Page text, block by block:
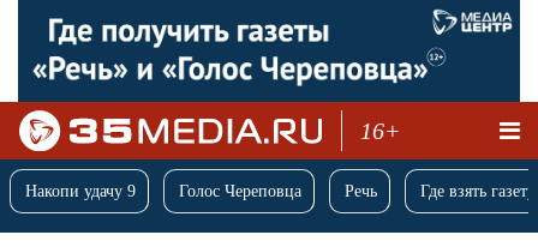
16+
Накопи удачу 9 Голос Череповца Речь Где взять